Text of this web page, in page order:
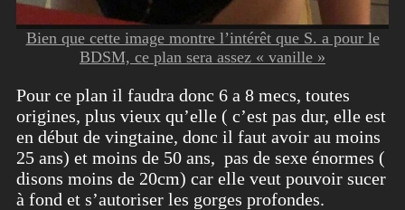
Bien que cette image montre l’intérêt que S. a pour le
BDSM, ce plan sera assez « vanille »
Pour ce plan il faudra donc 6 a 8 mecs, toutes
origines, plus vieux qu’elle ( c’est pas dur, elle est
en début de vingtaine, donc il faut avoir au moins
25 ans) et moins de 50 ans, pas de sexe énormes (
disons moins de 20cm) car elle veut pouvoir sucer
à fond et s’autoriser les gorges profondes.